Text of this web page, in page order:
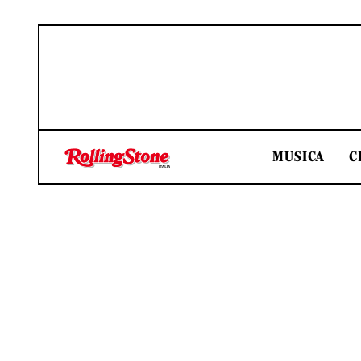
MUSICA